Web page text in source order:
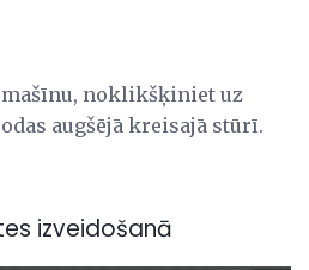
noklikšķiniet uz
augšējā kreisajā stūrī.
izveidošanā